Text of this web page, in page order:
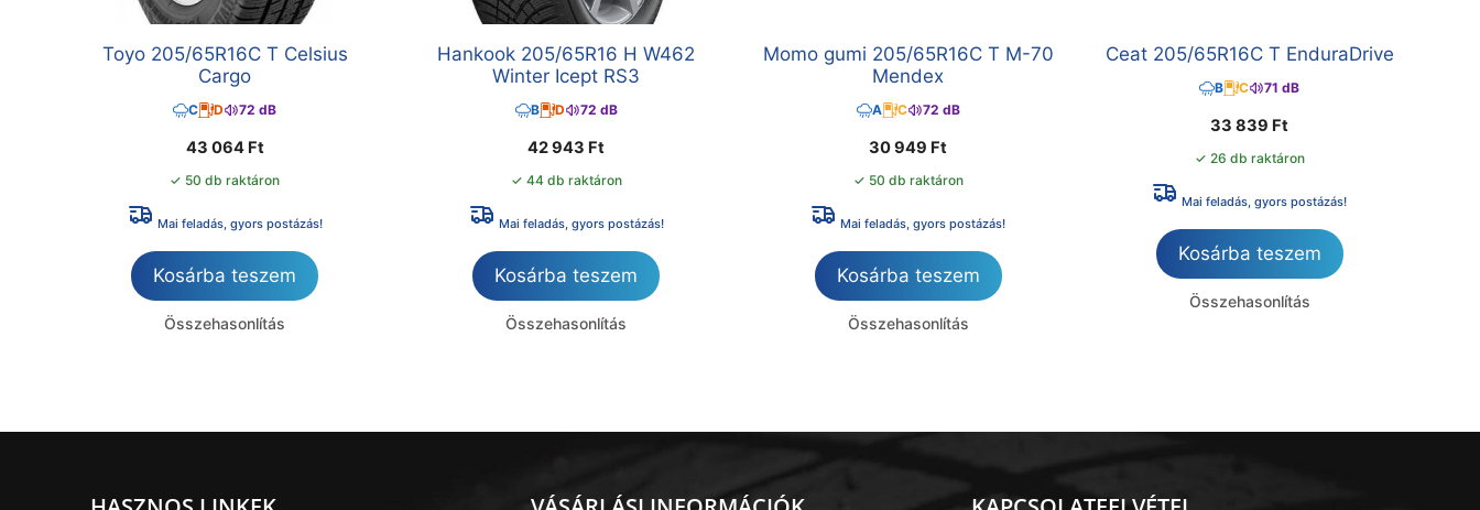
Toyo 205/65R16C T Celsius
Cargo
C D 72 dB
43 064 Ft
✓ 50 db raktáron
Mai feladás, gyors postázás!
Kosárba teszem
Összehasonlítás
Hankook 205/65R16 H W462
Winter Icept RS3
B D 72 dB
42 943 Ft
✓ 44 db raktáron
Mai feladás, gyors postázás!
Kosárba teszem
Összehasonlítás
Momo gumi 205/65R16C T M-70
Mendex
A C 72 dB
30 949 Ft
✓ 50 db raktáron
Mai feladás, gyors postázás!
Kosárba teszem
Összehasonlítás
Ceat 205/65R16C T EnduraDrive
B C 71 dB
33 839 Ft
✓ 26 db raktáron
Mai feladás, gyors postázás!
Kosárba teszem
Összehasonlítás